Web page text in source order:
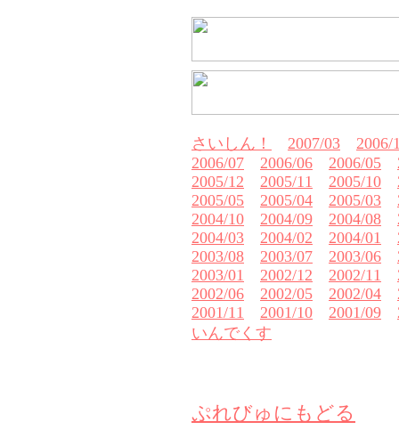
さいしん！ 2007/03
2006/
2006/07
2006/06 2006/05
2005/12
2005/11 2005/10
2005/05
2005/04 2005/03
2004/10
2004/09 2004/08
2004/03
2004/02 2004/01
2003/08
2003/07 2003/06
2003/01
2002/12 2002/11
2002/06
2002/05 2002/04
2001/11
2001/10 2001/09
いんでくす
ぷれびゅにもどる